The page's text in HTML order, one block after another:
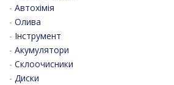
- Автохімія
- Олива
- Інструмент
- Акумулятори
- Склоочисники
- Диски